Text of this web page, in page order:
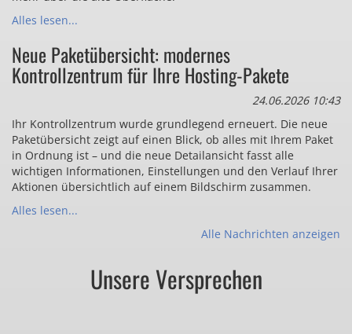
Alles lesen...
Neue Paketübersicht: modernes
Kontrollzentrum für Ihre Hosting-Pakete
24.06.2026 10:43
Ihr Kontrollzentrum wurde grundlegend erneuert. Die neue
Paketübersicht zeigt auf einen Blick, ob alles mit Ihrem Paket
in Ordnung ist – und die neue Detailansicht fasst alle
wichtigen Informationen, Einstellungen und den Verlauf Ihrer
Aktionen übersichtlich auf einem Bildschirm zusammen.
Alles lesen...
Alle Nachrichten anzeigen
Unsere Versprechen